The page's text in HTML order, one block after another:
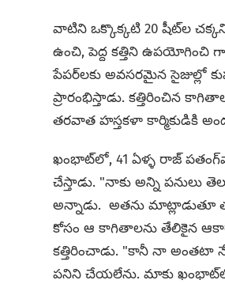
వాటిని ఒక్కొక్కటి 20 షీట్‌ల
ఉంచి, పెద్ద కత్తిని ఉపయోగించి
పేపర్‌లకు అవసరమైన సైజుల్లో
ప్రారంభిస్తాడు. కత్తిరించిన
తరవాత హస్తకళా కార్మికుడికి
ఖంభాట్‌లో, 41 ఏళ్ళ రాజ్
చేస్తాడు. "నాకు అన్ని పనులు
అన్నాడు. అతను
కోసం ఆ కాగితాలను తేలికైన
కత్తిరించాడు. "కానీ నా అంతటా
పనిని చేయలేను. మాకు